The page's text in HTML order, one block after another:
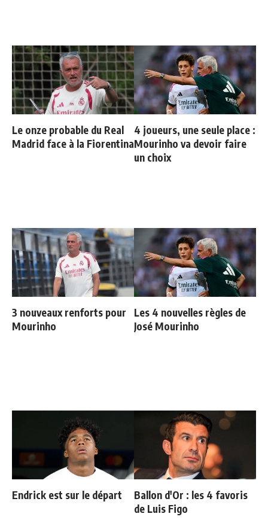
Le onze probable du Real
Madrid face à la Fiorentina
4 joueurs, une seule place :
Mourinho va devoir faire
un choix
3 nouveaux renforts pour
Mourinho
Les 4 nouvelles règles de
José Mourinho
Endrick est sur le départ
Ballon d'Or : les 4 favoris
de Luis Figo